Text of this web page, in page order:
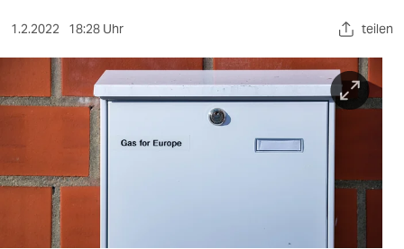
kultur
sport
berlin
nord
wahrheit
verlag
1.2.2022 18:28 Uhr teilen